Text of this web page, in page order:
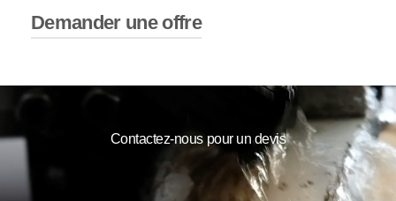
Demander une offre
Contactez-nous pour un devis